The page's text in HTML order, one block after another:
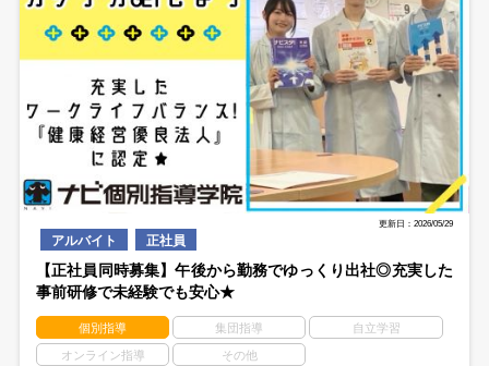
更新日：2026/05/29
アルバイト 正社員
【正社員同時募集】午後から勤務でゆっくり出社◎充実した
事前研修で未経験でも安心★
個別指導 集団指導 自立学習
オンライン指導 その他